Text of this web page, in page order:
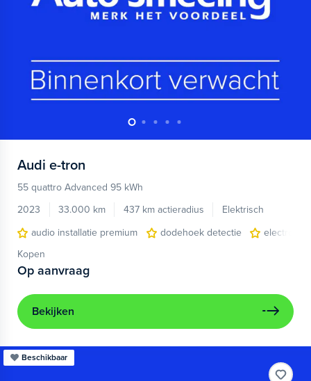
Audi e-tron
55 quattro Advanced 95 kWh
2023
33.000 km 437 km actieradius
Elektrisch
audio installatie premium
dodehoek detectie
electronic
Kopen
Op aanvraag
Bekijken
Beschikbaar